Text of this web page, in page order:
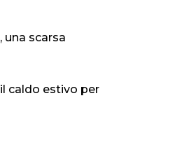
scarsa
caldo estivo per